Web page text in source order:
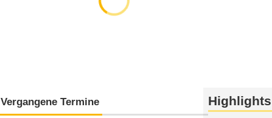
Vergangene Termine Highlights